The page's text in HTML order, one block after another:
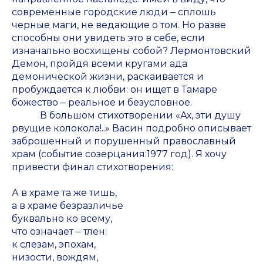
современные городские люди ‒ сплошь
черные маги, не ведающие о том. Но разве
способны они увидеть это в себе, если
изначально восхищены собой? Лермонтовский
Демон, пройдя всеми кругами ада
демонической жизни, раскаивается и
пробуждается к любви: он ищет в Тамаре
божество ‒ реальное и безусловное.
В большом стихотворении «Ах, эти душу
рвущие колокола!..» Васин подробно описывает
заброшенный и порушенный православный
храм (событие созерцания:1977 год). Я хочу
привести финал стихотворения:
А в храме та же тишь,
а в храме безразличье
буквально ко всему,
что означает ‒ тлен:
к слезам, эпохам,
низости, вождям,